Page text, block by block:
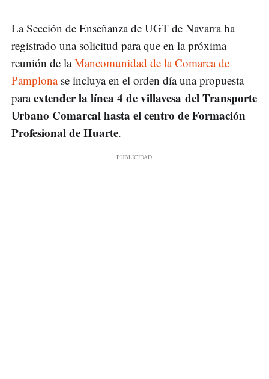
La Sección de Enseñanza de UGT de Navarra ha
registrado una solicitud para que en la próxima
reunión de laMancomunidad de la Comarca de
Pamplonase incluya en el orden día una propuesta
paraextender la línea 4 de villavesa del Transporte
Urbano Comarcal hasta el centro de Formación
Profesional de Huarte.